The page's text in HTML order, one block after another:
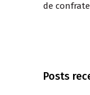
de
Posts